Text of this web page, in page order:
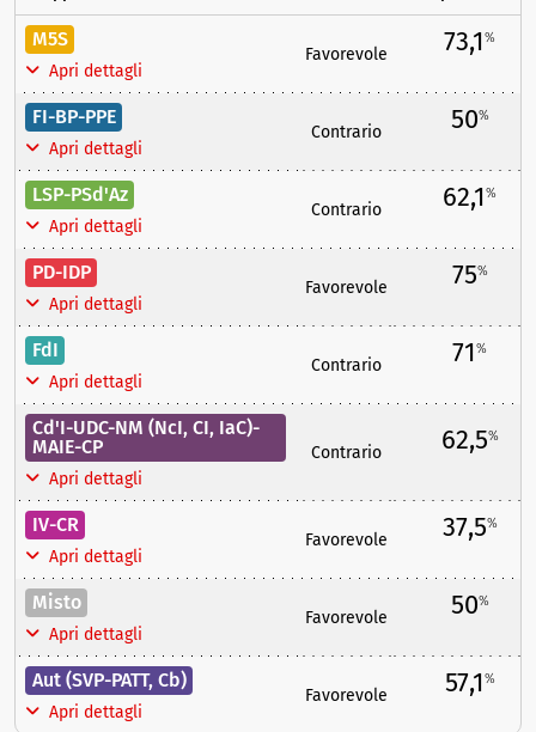
M5S
Apri dettagli
Favorevole 73,1%
FI-BP-PPE
Apri dettagli
Contrario 50%
LSP-PSd'Az
Apri dettagli
Contrario 62,1%
PD-IDP
Apri dettagli
Favorevole 75%
FdI
Apri dettagli
Contrario 71%
Cd'I-UDC-NM (NcI, CI, IaC)-
MAIE-CP
Apri dettagli
Contrario 62,5%
IV-CR
Apri dettagli
Favorevole 37,5%
Misto
Apri dettagli
Favorevole 50%
Aut (SVP-PATT, Cb)
Apri dettagli
Favorevole 57,1%